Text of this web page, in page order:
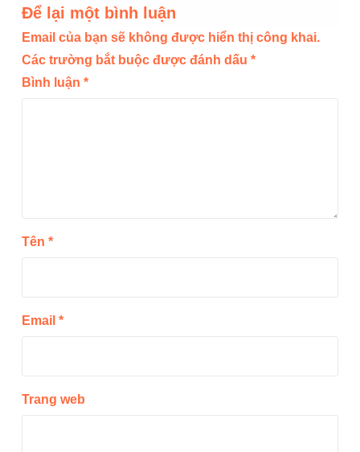
Để lại một bình luận
Email của bạn sẽ không được hiển thị công khai.
Các trường bắt buộc được đánh dấu *
Bình luận *
Tên *
Email *
Trang web